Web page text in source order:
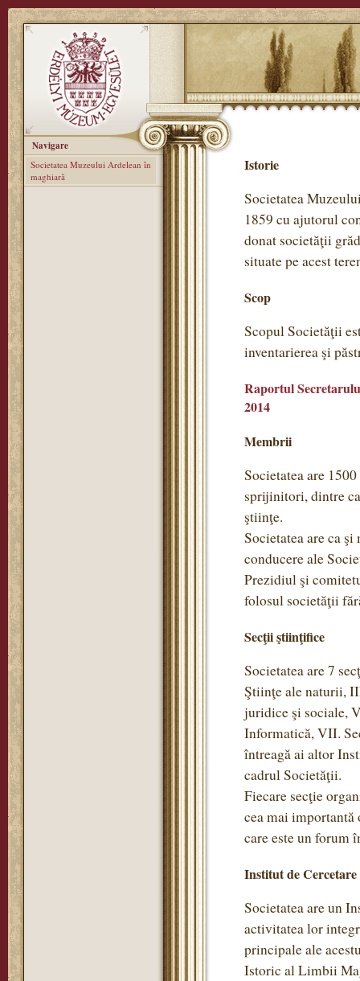
Navigare
Societatea Muzeului Ardelean în
maghiară
Istorie
Societatea
1859 cu ajutorul
donat societăţii
situate pe acest
Scop
Scopul Societăţii
inventarierea şi
Raportul
2014
Membrii
Societatea are
sprijinitori, dintre
ştiinţe.
Societatea are ca
conducere ale
Prezidiul şi
folosul societăţii
Secţii ştiinţifice
Societatea are 7
Ştiinţe ale naturii,
juridice şi sociale,
Informatică, VII.
întreagă ai altor
cadrul Societăţii.
Fiecare secţie
cea mai
care este un
Institut de Cercetare
Societatea are un
activitatea lor
principale ale
Istoric al Limbii